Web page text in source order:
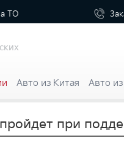
ТО
Авто из Китая Авто
при